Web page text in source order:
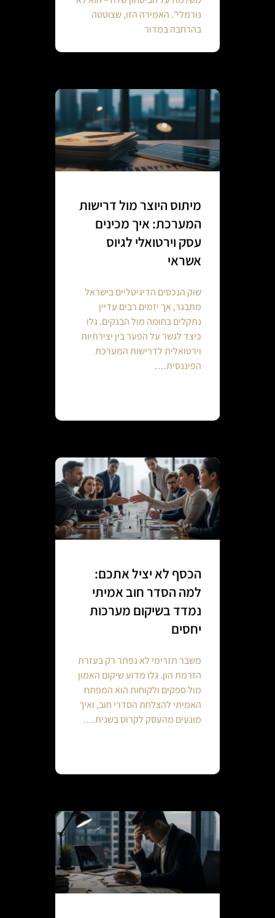
נורמלי". האמירה הזו, שצוטטה
בהרחבה במדור
מיתוס היוצר מול דרישות
המערכת: איך מכינים
עסק וירטואלי לגיוס
אשראי
שוק הנכסים הדיגיטליים בישראל
מתבגר, אך יזמים רבים עדיין
נתקלים בחומה מול הבנקים. גלו
כיצד לגשר על הפער בין יצירתיות
וירטואלית לדרישות המערכת
הפיננסית.…
הכסף לא יציל אתכם:
למה הסדר חוב אמיתי
נמדד בשיקום מערכות
יחסים
משבר תזרימי לא נפתר רק בעזרת
הזרמת הון. גלו מדוע שיקום האמון
מול ספקים ולקוחות הוא המפתח
האמיתי להצלחת הסדרי חוב, ואיך
מונעים מהעסק לקרוס בשנית.…